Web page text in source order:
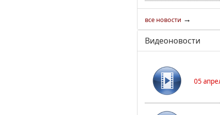
все новости →
Видеоновости
05